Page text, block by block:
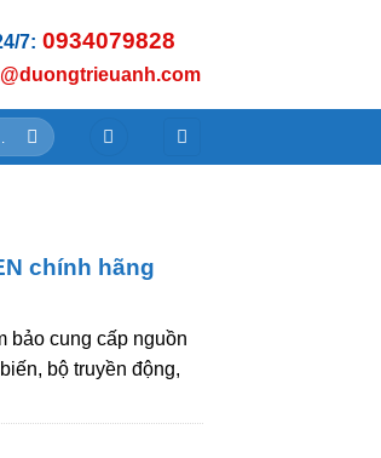
7: 0934079828
chính hãng
bảo cung cấp nguồn
bộ truyền động,